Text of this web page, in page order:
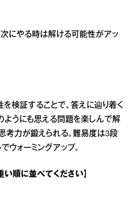
にやる時は解ける可能性がアッ
検証することで、答えに辿り着く
ようにも思える問題を楽しんで解
考力が鍛えられる。難易度は3段
ウォーミングアップ。
い順に並べてください】